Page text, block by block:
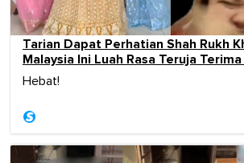
Tarian Dapat Perhatian Shah Rukh
Malaysia Ini Luah Rasa Teruja
Hebat!